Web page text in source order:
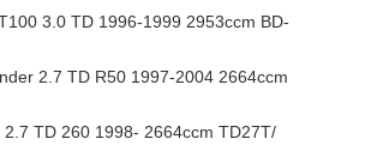
3.0 TD 1996-1999 2953ccm BD-
2.7 TD R50 1997-2004 2664ccm
2.7 TD 260 1998- 2664ccm TD27T/